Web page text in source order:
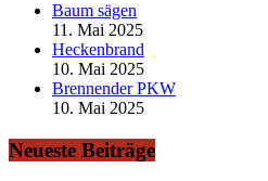
Baum sägen
11. Mai 2025
Heckenbrand
10. Mai 2025
Brennender PKW
10. Mai 2025
Neueste Beiträge